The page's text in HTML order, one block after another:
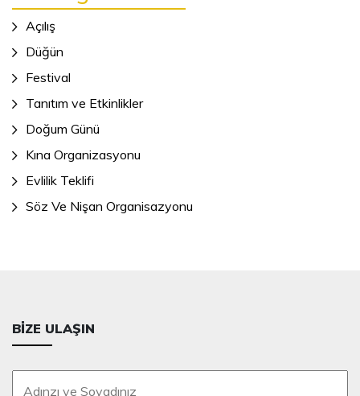
Açılış
Düğün
Festival
Tanıtım ve Etkinlikler
Doğum Günü
Kına Organizasyonu
Evlilik Teklifi
Söz Ve Nişan Organisazyonu
BIZE ULAŞIN